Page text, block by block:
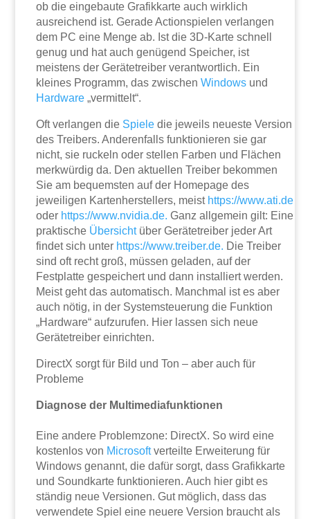
ob die eingebaute Grafikkarte auch wirklich
ausreichend ist. Gerade Actionspielen verlangen
dem PC eine Menge ab. Ist die 3D-Karte schnell
genug und hat auch genügend Speicher, ist
meistens der Gerätetreiber verantwortlich. Ein
kleines Programm, das zwischenWindows und
Hardware „vermittelt“.
Oft verlangen die Spiele die jeweils neueste Version
des Treibers. Anderenfalls funktionieren sie gar
nicht, sie ruckeln oder stellen Farben und Flächen
merkwürdig da. Den aktuellen Treiber bekommen
Sie am bequemsten auf der Homepage des
jeweiligen Kartenherstellers, meist https://www.ati.de
oder https://www.nvidia.de. Ganz allgemein gilt: Eine
praktische Übersichtüber Gerätetreiber jeder Art
findet sich unter https://www.treiber.de. Die Treiber
sind oft recht groß, müssen geladen, auf der
Festplatte gespeichert und dann installiert werden.
Meist geht das automatisch. Manchmal ist es aber
auch nötig, in der Systemsteuerung die Funktion
„Hardware“ aufzurufen. Hier lassen sich neue
Gerätetreiber einrichten.
DirectX sorgt für Bild und Ton – aber auch für
Probleme
Diagnose der Multimediafunktionen
Eine andere Problemzone: DirectX. So wird eine
kostenlos von Microsoftverteilte Erweiterung für
Windows genannt, die dafür sorgt, dass Grafikkarte
und Soundkarte funktionieren. Auch hier gibt es
ständig neue Versionen. Gut möglich, dass das
verwendete Spiel eine neuere Version braucht als